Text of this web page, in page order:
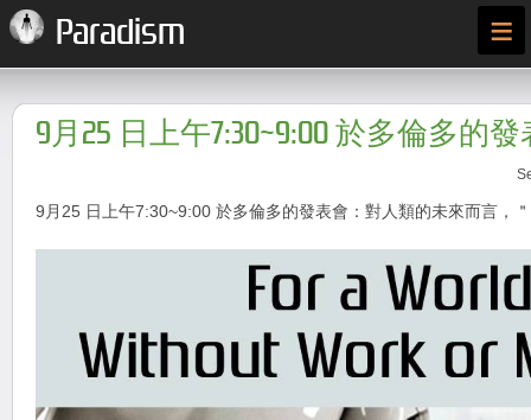
Paradism ≡
9月25 日上午7:30~9:00 於多倫多的
9月25 日上午7:30~9:00 於多倫多的發表會：對人類的未來而言，